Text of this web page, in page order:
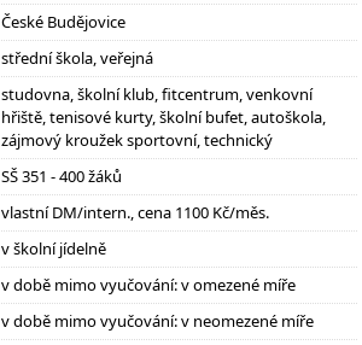
České Budějovice
střední škola, veřejná
studovna, školní klub, fitcentrum, venkovní
hřiště, tenisové kurty, školní bufet, autoškola,
zájmový kroužek sportovní, technický
SŠ 351 - 400 žáků
vlastní DM/intern., cena 1100 Kč/měs.
v školní jídelně
v době mimo vyučování: v omezené míře
v době mimo vyučování: v neomezené míře